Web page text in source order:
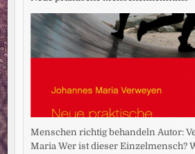
Menschen richtig behandeln Autor:
Maria Wer ist dieser Einzelmensch?